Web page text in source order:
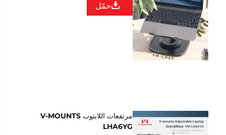
حمّل
مرتفعات اللابتوب V-MOUNTS
LHA6YG